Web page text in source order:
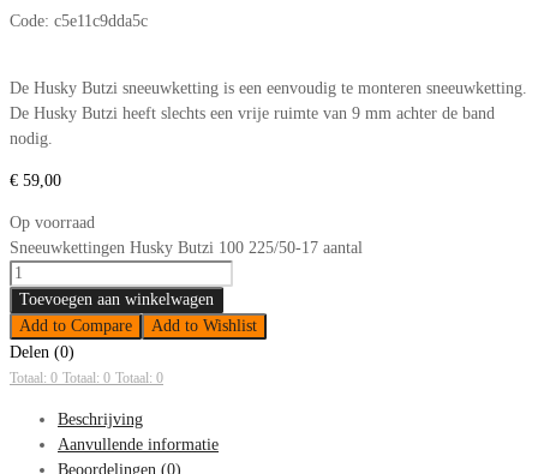
Code: c5e11c9dda5c
De Husky Butzi sneeuwketting is een eenvoudig te monteren sneeuwketting.
De Husky Butzi heeft slechts een vrije ruimte van 9 mm achter de band
nodig.
€ 59,00
Op voorraad
Sneeuwkettingen Husky Butzi 100 225/50-17 aantal
Toevoegen aan winkelwagen
Add to Compare
Add to Wishlist
Delen (0)
Totaal: 0 Totaal: 0 Totaal: 0
Beschrijving
Aanvullende informatie
Beoordelingen (0)